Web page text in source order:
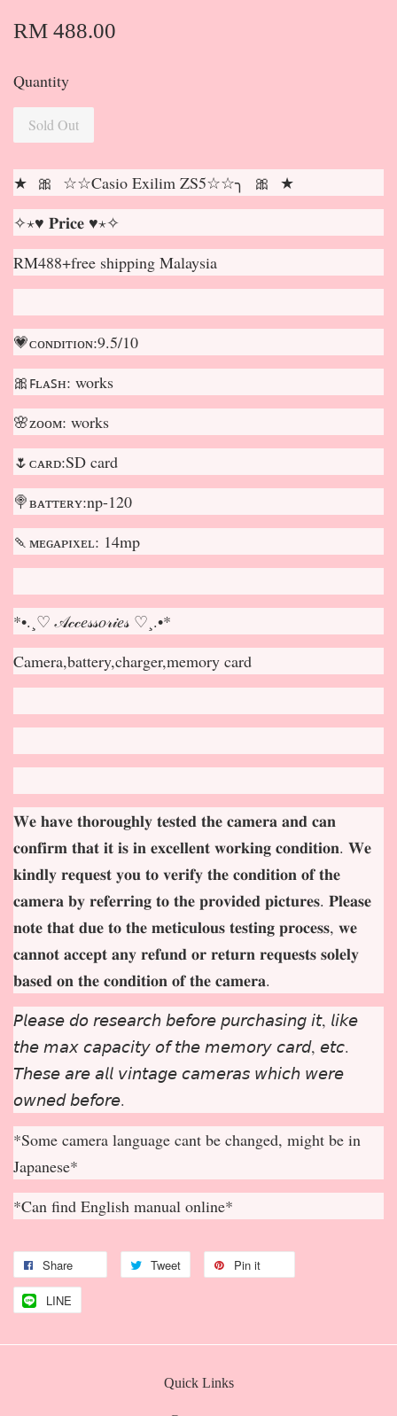
RM 488.00
Quantity
Sold Out
★ 🎀 ☆☆Casio Exilim ZS5☆☆╮ 🎀 ★
✧⋆♥ 𝐏𝐫𝐢𝐜𝐞 ♥⋆✧
RM488+free shipping Malaysia
💗ᴄᴏɴᴅɪᴛɪᴏɴ:9.5/10
🎀ꜰʟᴀꜱʜ: works
🌸ᴢᴏᴏᴍ: works
🌷ᴄᴀʀᴅ:SD card
🍭ʙᴀᴛᴛᴇʀʏ:np-120
🍡ᴍᴇɢᴀᴘɪxᴇʟ: 14mp
*•.¸♡ 𝒜𝒸𝒸𝑒𝓈𝓈𝑜𝓇𝒾𝑒𝓈 ♡¸.•*
Camera,battery,charger,memory card
𝐖𝐞 𝐡𝐚𝐯𝐞 𝐭𝐡𝐨𝐫𝐨𝐮𝐠𝐡𝐥𝐲 𝐭𝐞𝐬𝐭𝐞𝐝 𝐭𝐡𝐞 𝐜𝐚𝐦𝐞𝐫𝐚 𝐚𝐧𝐝 𝐜𝐚𝐧
𝐜𝐨𝐧𝐟𝐢𝐫𝐦 𝐭𝐡𝐚𝐭 𝐢𝐭 𝐢𝐬 𝐢𝐧 𝐞𝐱𝐜𝐞𝐥𝐥𝐞𝐧𝐭 𝐰𝐨𝐫𝐤𝐢𝐧𝐠 𝐜𝐨𝐧𝐝𝐢𝐭𝐢𝐨𝐧. 𝐖𝐞
𝐤𝐢𝐧𝐝𝐥𝐲 𝐫𝐞𝐪𝐮𝐞𝐬𝐭 𝐲𝐨𝐮 𝐭𝐨 𝐯𝐞𝐫𝐢𝐟𝐲 𝐭𝐡𝐞 𝐜𝐨𝐧𝐝𝐢𝐭𝐢𝐨𝐧 𝐨𝐟 𝐭𝐡𝐞
𝐜𝐚𝐦𝐞𝐫𝐚 𝐛𝐲 𝐫𝐞𝐟𝐞𝐫𝐫𝐢𝐧𝐠 𝐭𝐨 𝐭𝐡𝐞 𝐩𝐫𝐨𝐯𝐢𝐝𝐞𝐝 𝐩𝐢𝐜𝐭𝐮𝐫𝐞𝐬. 𝐏𝐥𝐞𝐚𝐬𝐞
𝐧𝐨𝐭𝐞 𝐭𝐡𝐚𝐭 𝐝𝐮𝐞 𝐭𝐨 𝐭𝐡𝐞 𝐦𝐞𝐭𝐢𝐜𝐮𝐥𝐨𝐮𝐬 𝐭𝐞𝐬𝐭𝐢𝐧𝐠 𝐩𝐫𝐨𝐜𝐞𝐬𝐬, 𝐰𝐞
𝐜𝐚𝐧𝐧𝐨𝐭 𝐚𝐜𝐜𝐞𝐩𝐭 𝐚𝐧𝐲 𝐫𝐞𝐟𝐮𝐧𝐝 𝐨𝐫 𝐫𝐞𝐭𝐮𝐫𝐧 𝐫𝐞𝐪𝐮𝐞𝐬𝐭𝐬 𝐬𝐨𝐥𝐞𝐥𝐲
𝐛𝐚𝐬𝐞𝐝 𝐨𝐧 𝐭𝐡𝐞 𝐜𝐨𝐧𝐝𝐢𝐭𝐢𝐨𝐧 𝐨𝐟 𝐭𝐡𝐞 𝐜𝐚𝐦𝐞𝐫𝐚.
𝘗𝘭𝘦𝘢𝘴𝘦 𝘥𝘰 𝘳𝘦𝘴𝘦𝘢𝘳𝘤𝘩 𝘣𝘦𝘧𝘰𝘳𝘦 𝘱𝘶𝘳𝘤𝘩𝘢𝘴𝘪𝘯𝘨 𝘪𝘵, 𝘭𝘪𝘬𝘦
𝘵𝘩𝘦 𝘮𝘢𝘹 𝘤𝘢𝘱𝘢𝘤𝘪𝘵𝘺 𝘰𝘧 𝘵𝘩𝘦 𝘮𝘦𝘮𝘰𝘳𝘺 𝘤𝘢𝘳𝘥, 𝘦𝘵𝘤.
𝘛𝘩𝘦𝘴𝘦 𝘢𝘳𝘦 𝘢𝘭𝘭 𝘷𝘪𝘯𝘵𝘢𝘨𝘦 𝘤𝘢𝘮𝘦𝘳𝘢𝘴 𝘸𝘩𝘪𝘤𝘩 𝘸𝘦𝘳𝘦
𝘰𝘸𝘯𝘦𝘥 𝘣𝘦𝘧𝘰𝘳𝘦.
*Some camera language cant be changed, might be in
Japanese*
*Can find English manual online*
Share Tweet Pin it
LINE
Quick Links